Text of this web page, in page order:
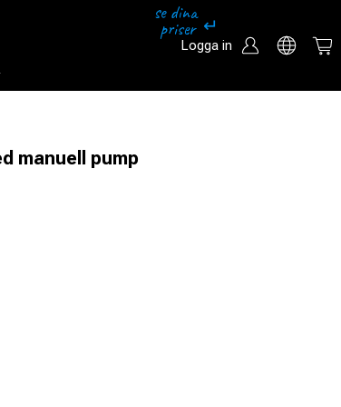
Logga in
manuell pump